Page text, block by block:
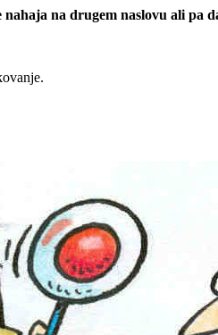
na drugem naslovu ali pa